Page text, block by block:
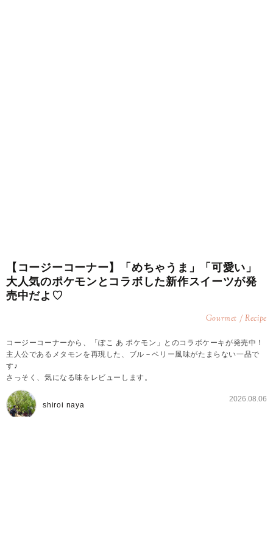
【コージーコーナー】「めちゃうま」「可愛い」
大人気のポケモンとコラボした新作スイーツが発
売中だよ♡
Gourmet / Recipe
コージーコーナーから、「ぽこ あ ポケモン」とのコラボケーキが発売中！
主人公であるメタモンを再現した、ブル－ベリー風味がたまらない一品で
す♪
さっそく、気になる味をレビューします。
shiroi naya
2026.08.06